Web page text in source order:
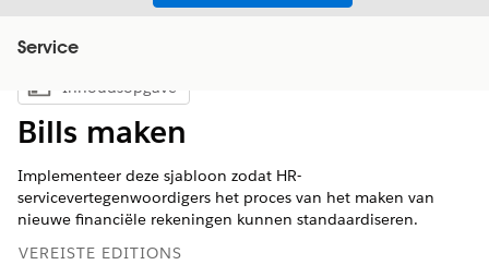
Service
Inhoudsopgave weergeven
Inhoudsopgave
Bills maken
Implementeer deze sjabloon zodat HR-
servicevertegenwoordigers het proces van het maken van
nieuwe financiële rekeningen kunnen standaardiseren.
VEREISTE EDITIONS